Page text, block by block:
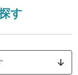
す